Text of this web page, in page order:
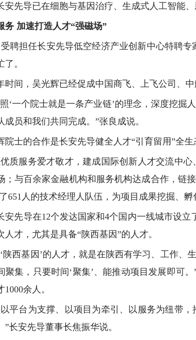
安先导已在细胞与基因治疗、生成式人工智能
务 加速打造人才“强磁场”
聘担任长安先导低空经济产业创新中心特聘
。
时间，吴光辉已经促成中国商飞、上飞公司、
‘一个院士就是一条产业链’的理念，深度挖掘
成员和我们共同完成。”张良成说。
院士的合作是长安先导健全人才“引育留用”全
质服务爱才敬才，建成国际创新人才交流中
；与百余家金融机构和服务机构达成合作，链
651人的技术经理人队伍，为项目成果挖掘、
安先导在12个发达国家和4个国内一线城市设
人才，尤其是具备“陕西基因”的人才。
陕西基因’的人才，就是在陕西有学习、工作、
聚集，只要时间‘聚集’、能推动项目发展即可
余人。
平台为支撑、以项目为牵引、以服务为纽带
”长安先导董事长焦振华说。